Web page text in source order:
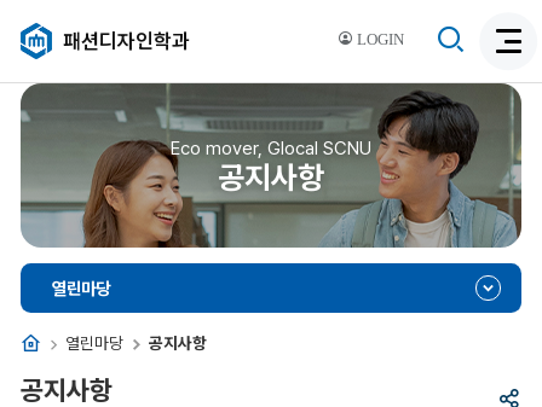
LOGIN
패션디자인학과
색
활
성
색
Eco mover, Glocal SCNU
공지사항
홈 열린마당 공지사항
열린마당
공
공지사항